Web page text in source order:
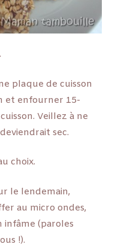
plaque de cuisson
et enfourner 15-
Veillez à ne
sec.
choix.
le lendemain,
au micro ondes,
(paroles
!).